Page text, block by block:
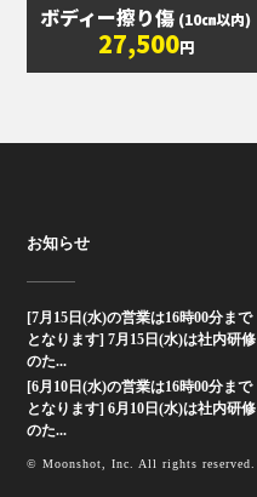
ボディー擦り傷 (10㎝以内)
27,500円
お知らせ
[7月15日(水)の営業は16時00分まで
となります] 7月15日(水)は社内研修
のた...
[6月10日(水)の営業は16時00分まで
となります] 6月10日(水)は社内研修
のた...
© Moonshot, Inc. All rights reserved.